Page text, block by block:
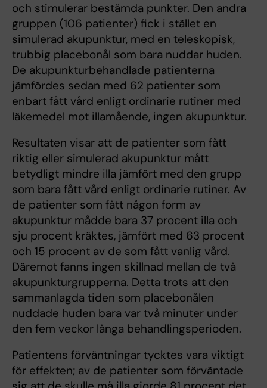
och stimulerar bestämda punkter. Den andra
gruppen (106 patienter) fick i stället en
simulerad akupunktur, med en teleskopisk,
trubbig placebonål som bara nuddar huden.
De akupunkturbehandlade patienterna
jämfördes sedan med 62 patienter som
enbart fått vård enligt ordinarie rutiner med
läkemedel mot illamående, ingen akupunktur.
Resultaten visar att de patienter som fått
riktig eller simulerad akupunktur mått
betydligt mindre illa jämfört med den grupp
som bara fått vård enligt ordinarie rutiner. Av
de patienter som fått någon form av
akupunktur mådde bara 37 procent illa och
sju procent kräktes, jämfört med 63 procent
och 15 procent av de som fått vanlig vård.
Däremot fanns ingen skillnad mellan de två
akupunkturgrupperna. Detta trots att den
sammanlagda tiden som placebonålen
nuddade huden bara var två minuter under
den fem veckor långa behandlingsperioden.
Patientens förväntningar tycktes vara viktigt
för effekten; av de patienter som förväntade